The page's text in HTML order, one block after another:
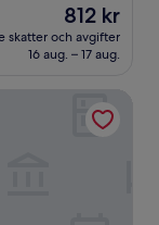
Priset
är
812 kr
812 kr
skatter och avgifter
16 aug. – 17 aug.